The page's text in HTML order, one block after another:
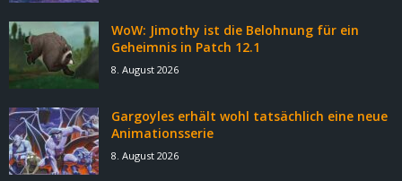
WoW: Jimothy ist die Belohnung für ein
Geheimnis in Patch 12.1
8. August 2026
Gargoyles erhält wohl tatsächlich eine neue
Animationsserie
8. August 2026